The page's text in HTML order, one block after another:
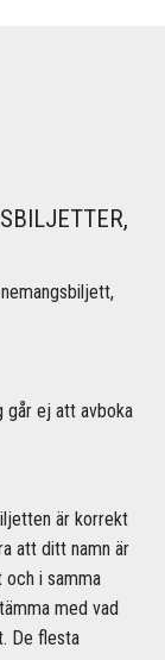
går ej att avboka
är korrekt
att ditt namn är
i samma
med vad
De flesta